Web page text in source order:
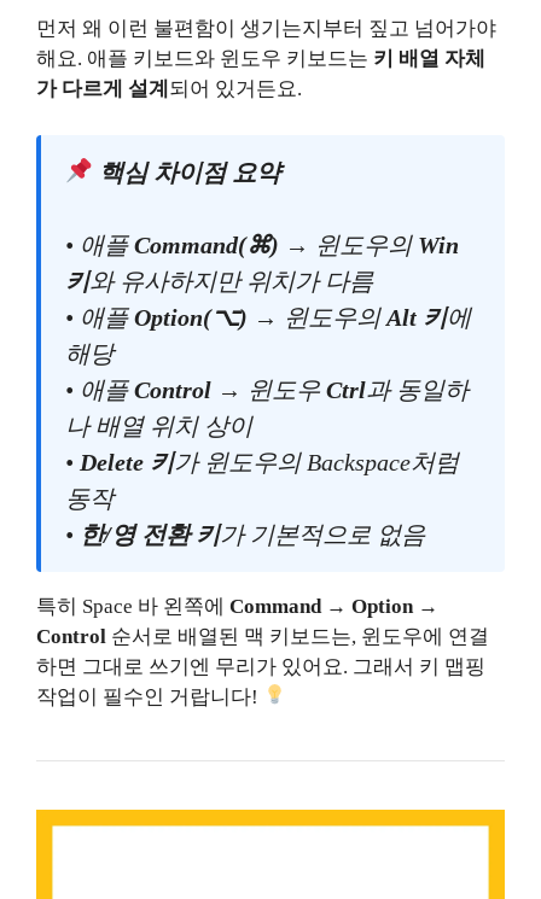
먼저 왜 이런 불편함이 생기는지부터 짚고 넘어가야
해요. 애플 키보드와 윈도우 키보드는 키 배열 자체
가 다르게 설계 되어 있거든요.
핵심 차이점 요약
• 애플Command(⌘) → 윈도우의 Win
키와 유사하지만 위치가 다름
• 애플Option(⌥) → 윈도우의Alt 키에
해당
• 애플Control → 윈도우 Ctrl과 동일하
나 배열 위치 상이
• Delete 키가 윈도우의 Backspace처럼
동작
• 한/영 전환 키가 기본적으로 없음
특히 Space 바 왼쪽에 Command → Option →
Control 순서로 배열된 맥 키보드는, 윈도우에 연결
하면 그대로 쓰기엔 무리가 있어요. 그래서 키 맵핑
작업이 필수인 거랍니다!